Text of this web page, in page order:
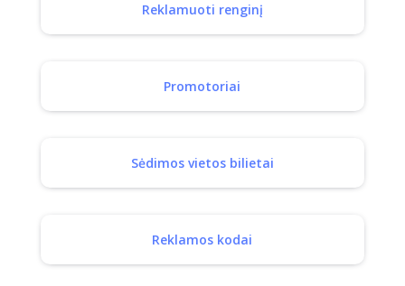
Reklamuoti renginį
Promotoriai
Sėdimos vietos bilietai
Reklamos kodai